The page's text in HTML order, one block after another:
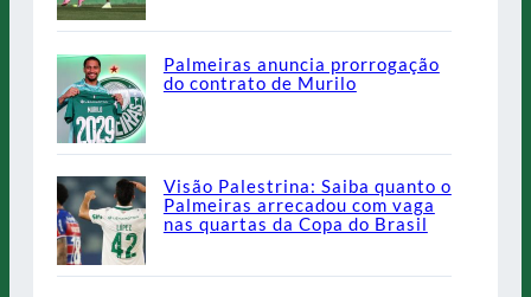
Palmeiras anuncia prorrogação
do contrato de Murilo
Visão Palestrina: Saiba quanto o
Palmeiras arrecadou com vaga
nas quartas da Copa do Brasil